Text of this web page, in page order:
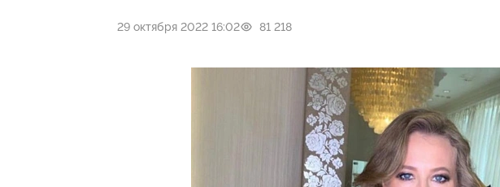
29 октября 2022 16:02 81 218